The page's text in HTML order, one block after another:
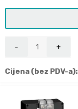
Cijena (bez PDV-a):